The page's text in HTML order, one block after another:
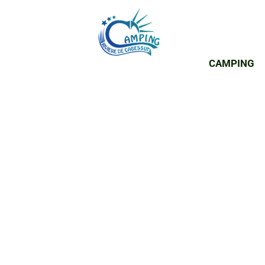
CAMPING